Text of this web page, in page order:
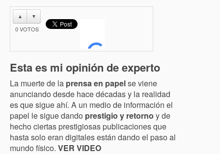
▲ ▼
0VOTOS
Esta es mi opinión de experto
La muerte de la prensa en papelse viene
anunciando desde hace décadas y la realidad
es que sigue ahí. A un medio de información el
papel le sigue dando prestigio y retorno y de
hecho ciertas prestigiosas publicaciones que
hasta solo eran digitales están dando el paso al
mundo físico. VER VIDEO